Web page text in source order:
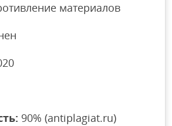
материалов
90% (antiplagiat.ru)